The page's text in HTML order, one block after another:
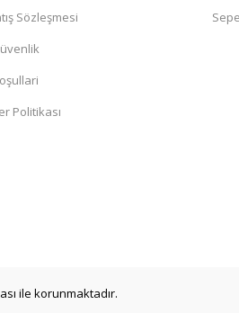
ettiler ve sağlamdıda.
Sözleşmesi
Politikası
ile korunmaktadır.